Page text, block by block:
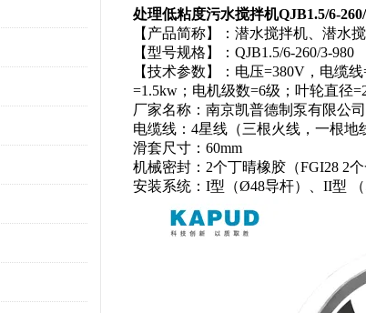
处理低粘度污水搅拌机QJB1.5/6-
【产品简称】：潜水搅拌机、潜水
【型号规格】：QJB1.5/6-260/3-980
【技术参数】：电压=380V，电缆
=1.5kw；电机级数=6级；叶轮直径
厂家名称：南京凯普德制泵有限公司
电缆线：4星线（三根火线，一根
滑套尺寸：60mm
机械密封：2个丁晴橡胶（FGI28 2个
安装系统：I型（Ø48导杆）、II型 （